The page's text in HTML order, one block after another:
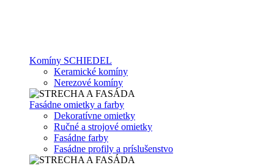
Komíny SCHIEDEL
Keramické komíny
Nerezové komíny
Fasádne omietky a farby
Dekoratívne omietky
Ručné a strojové omietky
Fasádne farby
Fasádne profily a príslušenstvo